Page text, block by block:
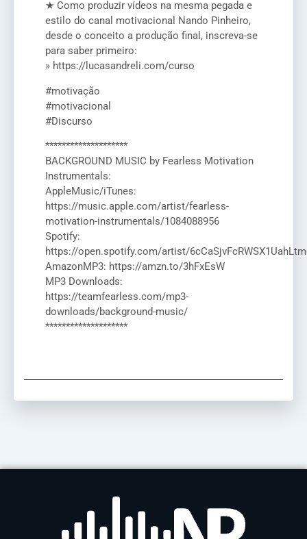
★ Como produzir vídeos na mesma pegada e
estilo do canal motivacional Nando Pinheiro,
desde o conceito a produção final, inscreva-se
para saber primeiro:
» https://lucasandreli.com/curso
#motivação
#motivacional
#Discurso
********************
BACKGROUND MUSIC by Fearless Motivation
Instrumentals:
AppleMusic/iTunes:
https://music.apple.com/artist/fearless-
motivation-instrumentals/1084088956
Spotify:
https://open.spotify.com/artist/
AmazonMP3: https://amzn.to/3hFxEsW
MP3 Downloads:
https://teamfearless.com/mp3-
downloads/background-music/
********************